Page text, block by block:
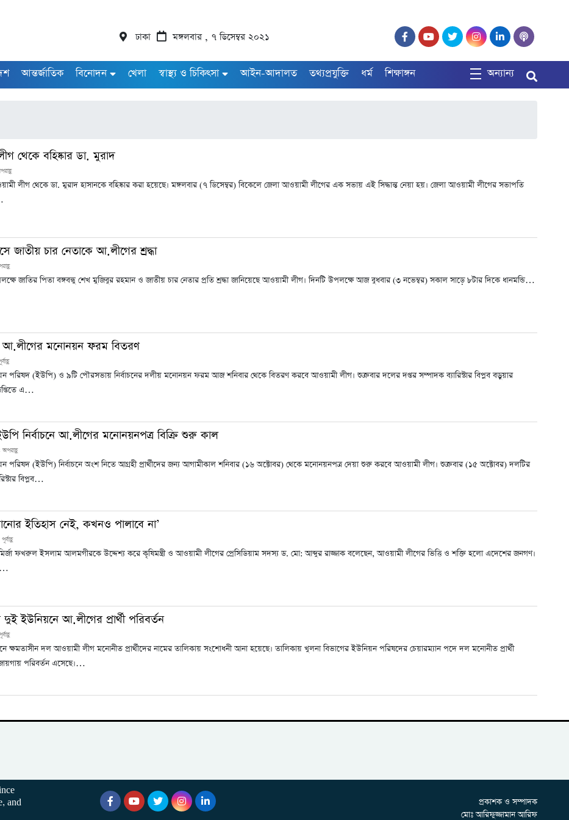
ঢাকা মঙ্গলবার , ৭ ডিসেম্বর ২০২১
আন্তর্জাতিক বিনোদন খেলা স্বাস্থ্য ও চিকিৎসা আইন-আদালত তথ্যপ্রযুক্তি ধর্ম শিক্ষাঙ্গন অন্যান্য
থেকে বহিষ্কার ডা. মুরাদ
লীগ থেকে ডা. মুরাদ হাসানকে বহিষ্কার করা হয়েছে। মঙ্গলবার (৭ ডিসেম্বর) বিকেলে জেলা আওয়ামী লীগের এক সভায় এই সিদ্ধান্ত নেয়া হয়। জেলা আওয়ামী লীগের সভাপতি
জাতীয় চার নেতাকে আ.লীগের শ্রদ্ধা
জাতির পিতা বঙ্গবন্ধু শেখ মুজিবুর রহমান ও জাতীয় চার নেতার প্রতি শ্রদ্ধা জানিয়েছে আওয়ামী লীগ। দিনটি উপলক্ষে আজ বুধবার (৩ নভেম্বর) সকাল সাড়ে ৮টার দিকে ধানমন্ডি…
মনোনয়ন ফরম বিতরণ
পরিষদ (ইউপি) ও ৯টি পৌরসভায় নির্বাচনের দলীয় মনোনয়ন ফরম আজ শনিবার থেকে বিতরণ করবে আওয়ামী লীগ। শুক্রবার দলের দপ্তর সম্পাদক ব্যারিস্টার বিপ্লব বড়ুয়ার
এ…
নির্বাচনে আ.লীগের মনোনয়নপত্র বিক্রি শুরু কাল
পরিষদ (ইউপি) নির্বাচনে অংশ নিতে আগ্রহী প্রার্থীদের জন্য আগামীকাল শনিবার (১৬ অক্টোবর) থেকে মনোনয়নপত্র দেয়া শুরু করবে আওয়ামী লীগ। শুক্রবার (১৫ অক্টোবর) দলটির
বিপ্লব…
ইতিহাস নেই, কখনও পালাবে না’
ফখরুল ইসলাম আলমগীরকে উদ্দেশ্য করে কৃষিমন্ত্রী ও আওয়ামী লীগের প্রেসিডিয়াম সদস্য ড. মো: আব্দুর রাজ্জাক বলেছেন, আওয়ামী লীগের ভিত্তি ও শক্তি হলো এদেশের জনগণ।
ইউনিয়নে আ.লীগের প্রার্থী পরিবর্তন
ক্ষমতাসীন দল আওয়ামী লীগ মনোনীত প্রার্থীদের নামের তালিকায় সংশোধনী আনা হয়েছে। তালিকায় খুলনা বিভাগের ইউনিয়ন পরিষদের চেয়ারম্যান পদে দল মনোনীত প্রার্থী
পরিবর্তন এসেছে।…
and
প্রকাশক ও সম্পাদক
মোঃ আরিফুজ্জামান আরিফ